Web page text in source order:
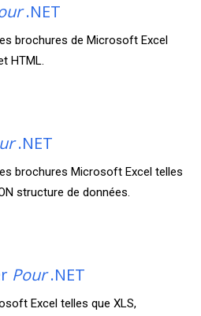
.NET
brochures de Microsoft Excel
HTML.
.NET
brochures Microsoft Excel telles
structure de données.
Pour.NET
Excel telles que XLS,